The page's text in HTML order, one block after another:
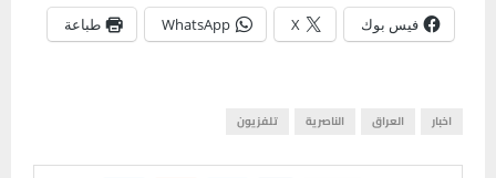
فيس بوك X
WhatsApp طباعة
اخبار العراق الناصرية تلفزيون